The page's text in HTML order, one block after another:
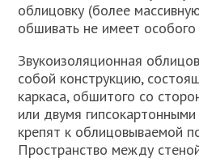
облицовку (более
обшивать не имеет
Звукоизоляционная
собой конструкцию,
каркаса, обшитого со
или двумя
крепят к облицовываемой
Пространство между